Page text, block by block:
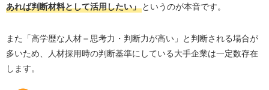
あれば判断材料として活用したい」というのが本音です。
また「高学歴な人材＝思考力・判断力が高い」と判断される場合が
多いため、人材採用時の判断基準にしている大手企業は一定数存在
します。